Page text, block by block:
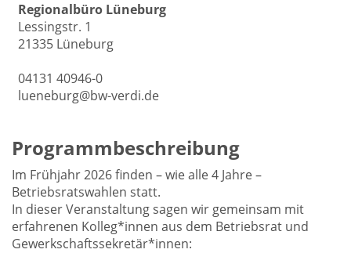
Regionalbüro Lüneburg
Lessingstr. 1
21335 Lüneburg
04131 40946-0
lueneburg@bw-verdi.de
Programmbeschreibung
Im Frühjahr 2026 finden – wie alle 4 Jahre –
Betriebsratswahlen statt.
In dieser Veranstaltung sagen wir gemeinsam mit
erfahrenen Kolleg*innen aus dem Betriebsrat und
Gewerkschaftssekretär*innen: